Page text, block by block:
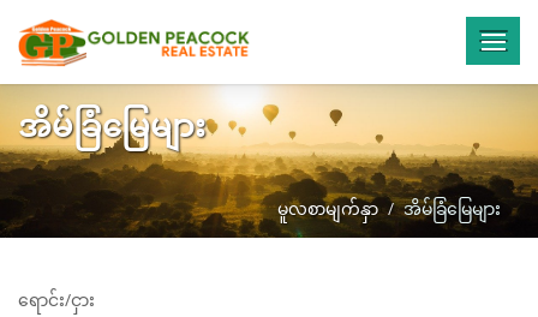
အိမ်ခြံမြေများ
မူလစာမျက်နှာ အိမ်ခြံမြေများ
ရောင်း/ငှား